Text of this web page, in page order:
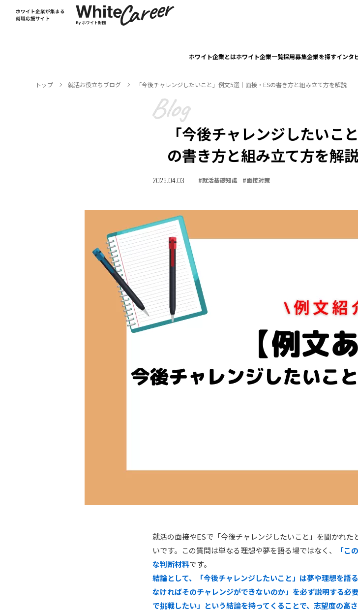
ホワイト企業とはホワイト企業一覧採⽤募集企業を探すインタ
トップ 就活お役⽴ちブログ 「今後チャレンジしたいこと」例文5選｜面接・ESの書き方と組み立て方を解説
「今後チャレンジしたいこ
の書き方と組み立て方を解説
2026.04.03 #就活基礎知識 #面接対策
就活の面接やESで「今後チャレンジしたいこと」を聞かれ
いです。この質問は単なる理想や夢を語る場ではなく、
「こ
な判断材料です。
結論として、「今後チャレンジしたいこと」は夢や理想を語
なければそのチャレンジができないのか」を必ず説明する必
で挑戦したい」という結論を持ってくることで、志望度の高